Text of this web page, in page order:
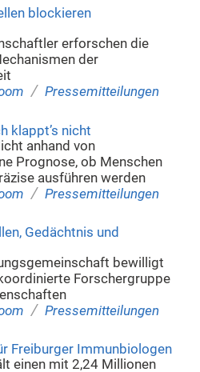
blockieren
erforschen die
der
/ Pressemitteilungen
klappt’s nicht
anhand von
Prognose, ob Menschen
ausführen werden
/ Pressemitteilungen
Gedächtnis und
bewilligt
Forschergruppe
/ Pressemitteilungen
Freiburger Immunbiologen
einen mit 2,24 Millionen